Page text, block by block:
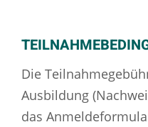
Die
Ausbildung
das